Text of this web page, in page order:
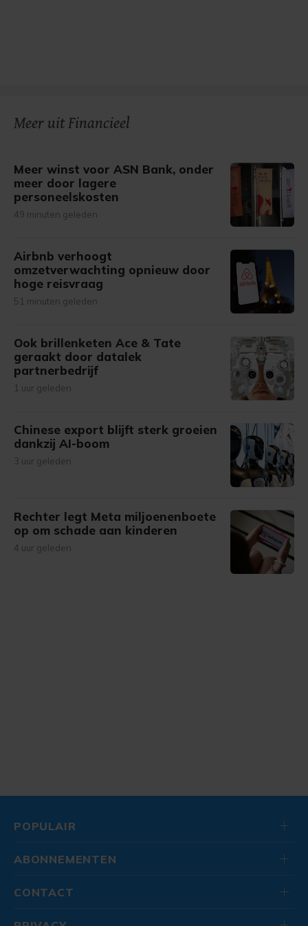
Meer uit Financieel
Meer winst voor ASN Bank, onder
meer door lagere
personeelskosten
49 minuten geleden
Airbnb verhoogt
omzetverwachting opnieuw door
hoge reisvraag
51 minuten geleden
Ook brillenketen Ace & Tate
geraakt door datalek
partnerbedrijf
1 uur geleden
Chinese export blijft sterk groeien
dankzij AI-boom
3 uur geleden
Rechter legt Meta miljoenenboete
op om schade aan kinderen
4 uur geleden
POPULAIR
ABONNEMENTEN
CONTACT